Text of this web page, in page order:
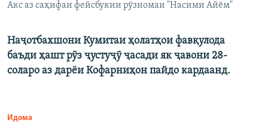
Акс аз саҳифаи фейсбукии рӯзномаи "Насими Айём"
Наҷотбахшони Кумитаи ҳолатҳои фавқулода
баъди ҳашт рӯз ҷустуҷӯ ҷасади як ҷавони 28-
соларо аз дарёи Кофарниҳон пайдо кардаанд.
Идома